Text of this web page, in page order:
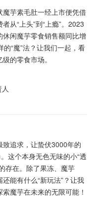
芋素毛肚一经上市便凭借
从“上头”到“上瘾”。2023
闲魔芋零食销售额同比增
的“魔”法？让我们一起，看
的零食市场。
追求，让蛰伏3000年的
这个本身无色无味的小“透
存在。除了果冻、魔芋
能有什么“新玩法”？让我
魔芋在未来的无限可能！